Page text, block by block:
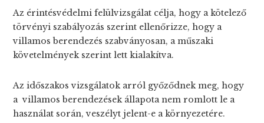
Az érintésvédelmi felülvizsgálat célja, hogy a kötelező
törvényi szabályozás szerint ellenőrizze, hogy a
villamos berendezés szabványosan, a műszaki
követelmények szerint lett kialakítva.
Az időszakos vizsgálatok arról győződnek meg, hogy
a villamos berendezések állapota nem romlott le a
használat során, veszélyt jelent-e a környezetére.